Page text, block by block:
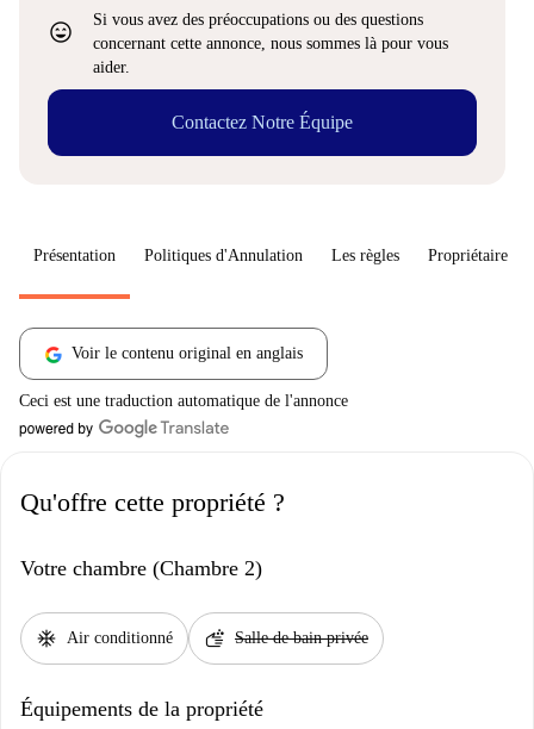
sentiment_very_satisfied
Si vous avez des préoccupations ou des questions
concernant cette annonce, nous sommes là pour vous
aider.
Contactez Notre Équipe
Présentation Politiques d'Annulation Les règles Propriétaire
Voir le contenu original en anglais
Ceci est une traduction automatique de l'annonce
Qu'offre cette propriété ?
Votre chambre (Chambre 2)
ac_unit Air conditionné soap Salle de bain privée
Équipements de la propriété